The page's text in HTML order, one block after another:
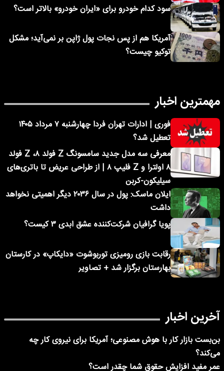
سود کدام خودرو برای «ایران خودرو» بالاتر است؟
آمریکا هم از پس نجات پول ژاپن بر نمی‌آید؛ مشکل
توکیو چیست؟
مهمترین اخبار
فوری | ادارات تهران فردا چهارشنبه ۷ مرداد ۱۴۰۵
تعطیل شد؟
معرفی سه مدل جدید سامسونگ Z فولد ۸، Z فولد
۸ اولترا و Z فلیپ ۸ | از طراحی عریض تا باتری‌های
سیلیکون-کربن
ایلان ماسک: پول در سال ۲۰۳۶ دیگر اهمیتی نخواهد
داشت
پویا گرافیان شرکت‌کننده عشق ابدی ۳ کیست؟
رقابت بازی رومیزی توربوشوت «دایکاپ» در کارستان
بهارستان برگزار شد + تصاویر
آخرین اخبار
بن‌بست بازار کار با هوش مصنوعی؛ آمریکا برای نیروی کار چه
می‌کند؟
عمر مفید افزایش حقوق شما چقدر است؟